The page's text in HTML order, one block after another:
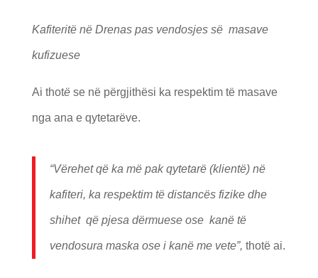
Kafiteritë në Drenas pas vendosjes së masave
kufizuese
Ai thotëse në përgjithësi ka respektim të masave
nga ana e qytetarëve.
“Vërehet që ka më pak qytetarë (klientë) në
kafiteri, ka respektim të distancës fizike dhe
shihet që pjesa dërmuese ose kanë të
vendosura maska ose i kanë me vete”, thotë ai.